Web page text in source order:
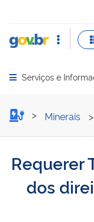
Abrir menu
Serviços e
Minerais >
Requerer
dos